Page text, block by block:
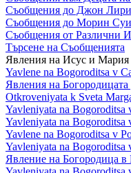
Съобщения до Джон
Съобщения до Морин
Съобщения от Различни
Търсене на Съобщенията
Явления на Исус и Мария
Yavlene na Bogoroditsa v
Явления на
Otkroveniyata k Sveta
Yavleniyata na Bogoroditsa
Yavleniyata na Bogoroditsa
Yavlene na Bogoroditsa v
Yavleniyata na Bogoroditsa
Явление на Богородица